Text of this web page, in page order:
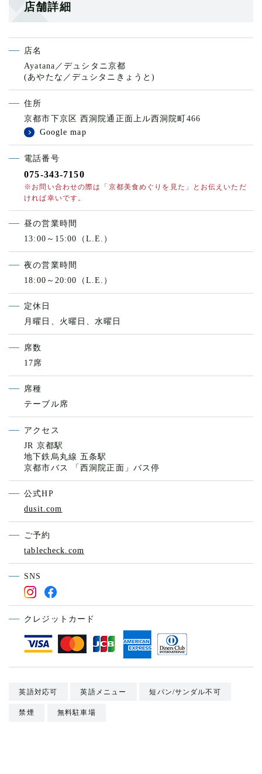
店舗詳細
店名
Ayatana／デュシタニ京都
(あやたな／デュシタニきょうと)
住所
京都市下京区 西洞院通正面上ル西洞院町466
Google map
電話番号
075-343-7150
※お問い合わせの際は「京都美食めぐりを見た」とお伝えいただ
ければ幸いです。
昼の営業時間
13:00～15:00（L.E.）
夜の営業時間
18:00～20:00（L.E.）
定休日
月曜日、火曜日、水曜日
席数
17席
席種
テーブル席
アクセス
JR 京都駅
地下鉄烏丸線 五条駅
京都市バス 「西洞院正面」バス停
公式HP
dusit.com
ご予約
tablecheck.com
SNS
クレジットカード
英語対応可 英語メニュー 短パン/サンダル不可
禁煙 無料駐車場